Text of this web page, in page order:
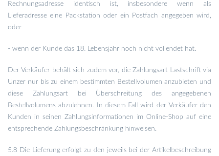
Rechnungsadresse identisch ist, insbesondere wenn als
Lieferadresse eine Packstation oder ein Postfach angegeben wird,
oder
- wenn der Kunde das 18. Lebensjahr noch nicht vollendet hat.
Der Verkäufer behält sich zudem vor, die Zahlungsart Lastschrift via
Unzer nur bis zu einem bestimmten Bestellvolumen anzubieten und
diese Zahlungsart bei Überschreitung des angegebenen
Bestellvolumens abzulehnen. In diesem Fall wird der Verkäufer den
Kunden in seinen Zahlungsinformationen im Online-Shop auf eine
entsprechende Zahlungsbeschränkung hinweisen.
5.8 Die Lieferung erfolgt zu den jeweils bei der Artikelbeschreibung